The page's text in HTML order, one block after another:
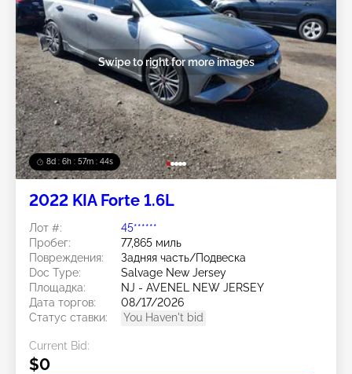
8d : 6h : 57m : 41s
Swipe to right for more images
2022 KIA Forte 1.6L
Лот #:
45******
Пробег:
77,865 миль
Повреждения:
Задняя часть/Подвеска
Doc Type:
Salvage New Jersey
Площадка:
NJ - AVENEL NEW JERSEY
Дата торгов:
08/17/2026
Статус ставки:
You Haven't bid
Current Bid:
$0